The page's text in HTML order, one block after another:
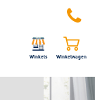
Winkels Winkelwagen